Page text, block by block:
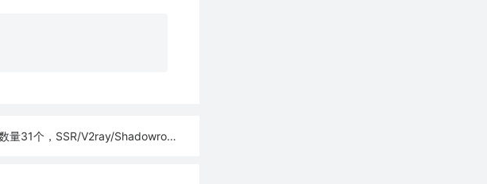
，SSR/V2ray/Shadowrocket/Clash订阅链接